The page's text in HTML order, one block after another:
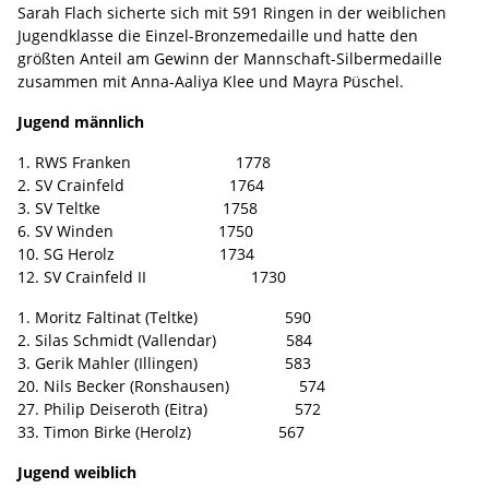
Sarah Flach sicherte sich mit 591 Ringen in der weiblichen
Jugendklasse die Einzel-Bronzemedaille und hatte den
größten Anteil am Gewinn der Mannschaft-Silbermedaille
zusammen mit Anna-Aaliya Klee und Mayra Püschel.
Jugend männlich
1. RWS Franken 1778
2. SV Crainfeld 1764
3. SV Teltke 1758
6. SV Winden 1750
10. SG Herolz 1734
12. SV Crainfeld II 1730
1. Moritz Faltinat (Teltke) 590
2. Silas Schmidt (Vallendar) 584
3. Gerik Mahler (Illingen) 583
20. Nils Becker (Ronshausen) 574
27. Philip Deiseroth (Eitra) 572
33. Timon Birke (Herolz) 567
Jugend weiblich